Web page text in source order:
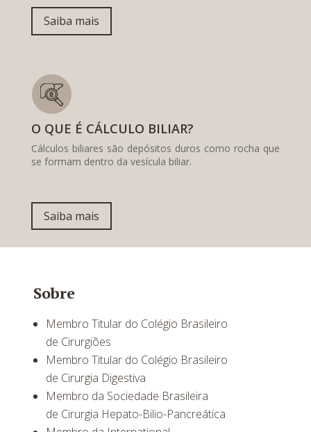
Saiba mais
O QUE É CÁLCULO BILIAR?
Cálculos biliares são depósitos duros como rocha que
se formam dentro da vesícula biliar.
Saiba mais
Sobre
Membro Titular do Colégio Brasileiro
de Cirurgiões
Membro Titular do Colégio Brasileiro
de Cirurgia Digestiva
Membro da Sociedade Brasileira
de Cirurgia Hepato-Bilio-Pancreática